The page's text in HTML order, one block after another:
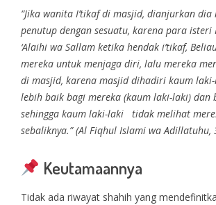
“Jika wanita I’tikaf di masjid, dianjurkan dia
penutup dengan sesuatu, karena para
‘Alaihi wa Sallam ketika hendak i’tikaf,
mereka untuk menjaga diri, lalu mereka
di masjid, karena masjid dihadiri kaum
lebih baik bagi mereka (kaum laki-laki) dan
sehingga kaum laki-laki tidak melihat
sebaliknya.” (Al Fiqhul Islami wa Adillatuhu,
Keutamaannya
Tidak ada riwayat shahih yang